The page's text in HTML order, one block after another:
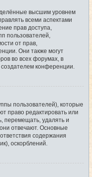
высшим уровнем
всеми аспектами
прав доступа,
пользователей,
от прав,
Они также могут
во всех форумах, в
конференции.
пользователей), которые
право редактировать или
перемещать, удалять и
отвечают. Основные
содержания
оскорблений.